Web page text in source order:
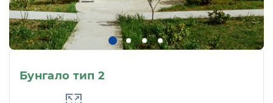
Бунгало тип 2